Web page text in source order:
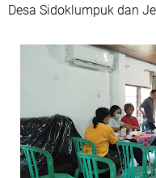
Desa Sidoklumpuk dan